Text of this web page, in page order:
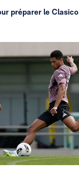
préparer le Clasico